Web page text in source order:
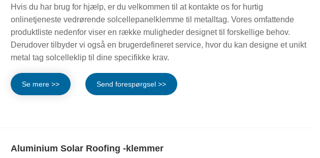
Hvis du har brug for hjælp, er du velkommen til at kontakte os for hurtig
onlinetjeneste vedrørende solcellepanelklemme til metalltag. Vores omfattende
produktliste nedenfor viser en række muligheder designet til forskellige behov.
Derudover tilbyder vi også en brugerdefineret service, hvor du kan designe et unikt
metal tag solcelleklip til dine specifikke krav.
Se mere >> Send forespørgsel >>
Aluminium Solar Roofing -klemmer